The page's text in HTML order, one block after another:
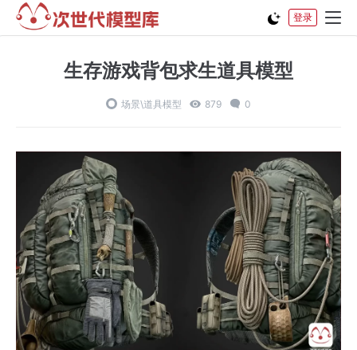
登录
生存游戏背包求生道具模型
场景\道具模型 879 0